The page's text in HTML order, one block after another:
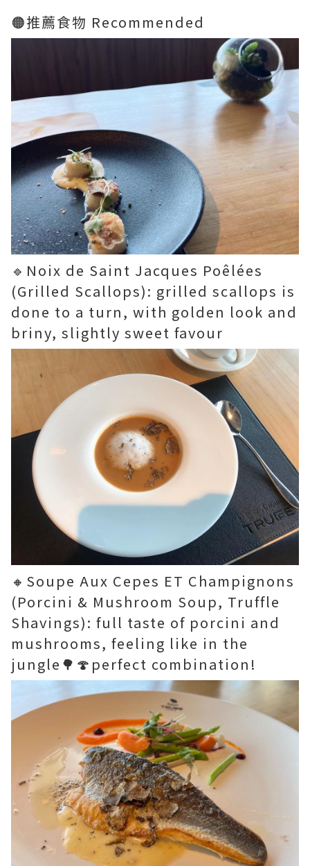
🟠推薦食物 Recommended
🔹Noix de Saint Jacques Poêlées
(Grilled Scallops): grilled scallops is
done to a turn, with golden look and
briny, slightly sweet favour
🔸Soupe Aux Cepes ET Champignons
(Porcini & Mushroom Soup, Truffle
Shavings): full taste of porcini and
mushrooms, feeling like in the
jungle🌳🍄perfect combination!